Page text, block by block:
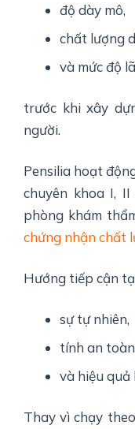
độ dày mô,
chất lượng
và mức độ
trước khi xây
người.
Pensilia hoạt
chuyên khoa I,
phòng khám
chứng nhận chất
Hướng tiếp cận
sự tự nhiên,
tính an
và hiệu quả
Thay vì chạy